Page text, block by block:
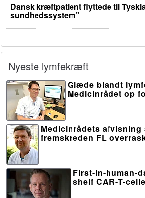
Dansk kræftpatient flyttede til
sundhedssystem”
Nyeste lymfekræft
Glæde blandt
Medicinrådet op
Medicinrådets afvisning
fremskreden FL
First-in-human-
shelf CAR-T-